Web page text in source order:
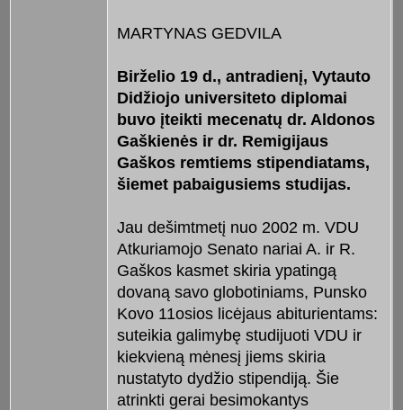
MARTYNAS GEDVILA
Birželio 19 d., antradienį, Vytauto
Didžiojo universiteto diplomai
buvo įteikti mecenatų dr. Aldonos
Gaškienės ir dr. Remigijaus
Gaškos remtiems stipendiatams,
šiemet pabaigusiems studijas.
Jau dešimtmetį nuo 2002 m. VDU
Atkuriamojo Senato nariai A. ir R.
Gaškos kasmet skiria ypatingą
dovaną savo globotiniams, Punsko
Kovo 11osios licėjaus abiturientams:
suteikia galimybę studijuoti VDU ir
kiekvieną mėnesį jiems skiria
nustatyto dydžio stipendiją. Šie
atrinkti gerai besimokantys